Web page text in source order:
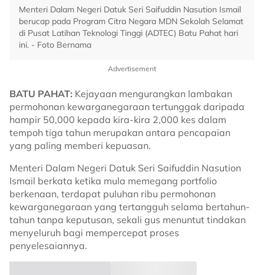
Menteri Dalam Negeri Datuk Seri Saifuddin Nasution Ismail
berucap pada Program Citra Negara MDN Sekolah Selamat
di Pusat Latihan Teknologi Tinggi (ADTEC) Batu Pahat hari
ini. - Foto Bernama
Advertisement
BATU PAHAT: Kejayaan mengurangkan lambakan
permohonan kewarganegaraan tertunggak daripada
hampir 50,000 kepada kira-kira 2,000 kes dalam
tempoh tiga tahun merupakan antara pencapaian
yang paling memberi kepuasan.
Menteri Dalam Negeri Datuk Seri Saifuddin Nasution
Ismail berkata ketika mula memegang portfolio
berkenaan, terdapat puluhan ribu permohonan
kewarganegaraan yang tertangguh selama bertahun-
tahun tanpa keputusan, sekali gus menuntut tindakan
menyeluruh bagi mempercepat proses
penyelesaiannya.